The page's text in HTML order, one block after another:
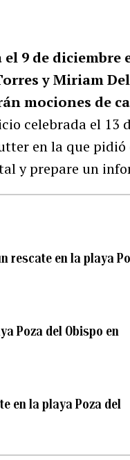
9 de diciembre
y Miriam
mociones de
celebrada el 13
en la que pidió
y prepare un
rescate en la playa
Poza del Obispo en
en la playa Poza del